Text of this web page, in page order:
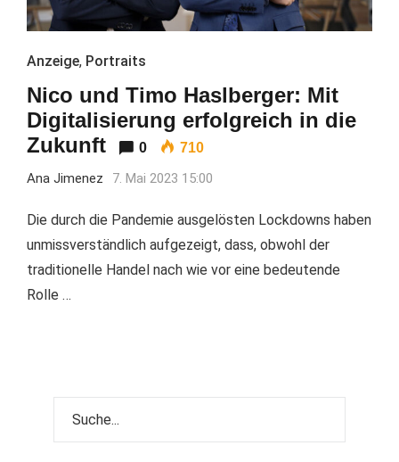
Anzeige, Portraits
Nico und Timo Haslberger: Mit
Digitalisierung erfolgreich in die
Zukunft
0 710
Ana Jimenez 7. Mai 2023 15:00
Die durch die Pandemie ausgelösten Lockdowns haben
unmissverständlich aufgezeigt, dass, obwohl der
traditionelle Handel nach wie vor eine bedeutende
Rolle …